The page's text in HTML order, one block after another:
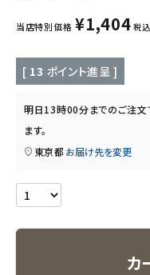
キッズ・ベビー・マタニティ
キッチン用品
フード・ドリンク
ブランド
定期購入
オリジナルブランド
当店特別価格 ¥1,404 税込
[ 13 ポイント進呈 ]
明日13時00分までのご注文
ます。
東京都 お届け先を変更
カ